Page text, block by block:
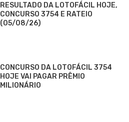
RESULTADO DA LOTOFÁCIL HOJE,
CONCURSO 3754 E RATEIO
(05/08/26)
CONCURSO DA LOTOFÁCIL 3754
HOJE VAI PAGAR PRÊMIO
MILIONÁRIO